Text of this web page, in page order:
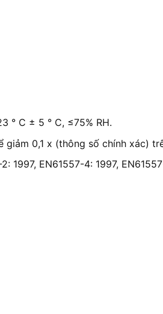
° C ± 5 ° C, ≤75% RH.
0,1 x (thông số chính xác)
EN61557-4: 1997,